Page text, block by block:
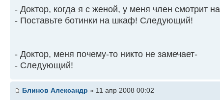
- Доктор, когда я с женой, у меня член смотрит
- Поставьте ботинки на шкаф! Следующий!
- Доктор, меня почему-то никто не замечает-
- Следующий!
Блинов Александр » 11 апр 2008 00:02